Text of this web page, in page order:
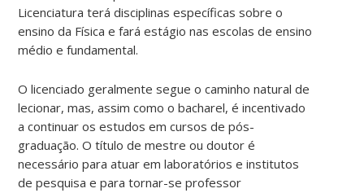
Licenciatura terá disciplinas específicas sobre o
ensino da Física e fará estágio nas escolas de ensino
médio e fundamental.
O licenciado geralmente segue o caminho natural de
lecionar, mas, assim como o bacharel, é incentivado
a continuar os estudos em cursos de pós-
graduação. O título de mestre ou doutor é
necessário para atuar em laboratórios e institutos
de pesquisa e para tornar-se professor